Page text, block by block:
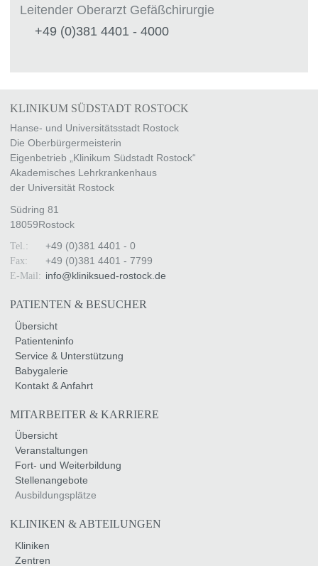
Leitender Oberarzt Gefäßchirurgie
+49 (0)381 4401 - 4000
KLINIKUM SÜDSTADT ROSTOCK
Hanse- und Universitätsstadt Rostock
Die Oberbürgermeisterin
Eigenbetrieb „Klinikum Südstadt Rostock“
Akademisches Lehrkrankenhaus
der Universität Rostock
Südring 81
18059Rostock
Tel.: +49 (0)381 4401 - 0
Fax: +49 (0)381 4401 - 7799
E-Mail: info@kliniksued-rostock.de
PATIENTEN & BESUCHER
Übersicht
Patienteninfo
Service & Unterstützung
Babygalerie
Kontakt & Anfahrt
MITARBEITER & KARRIERE
Übersicht
Veranstaltungen
Fort- und Weiterbildung
Stellenangebote
Ausbildungsplätze
KLINIKEN & ABTEILUNGEN
Kliniken
Zentren